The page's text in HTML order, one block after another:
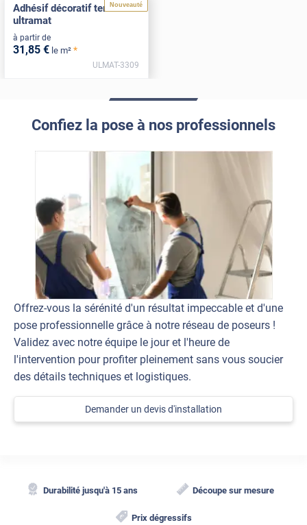
Nouveauté
Adhésif décoratif terracotta
ultramat
à partir de
31,85 € le m² *
ULMAT-3309
Confiez la pose à nos professionnels
Offrez-vous la sérénité d'un résultat impeccable et d'une
pose professionnelle grâce à notre réseau de poseurs !
Validez avec notre équipe le jour et l'heure de
l'intervention pour profiter pleinement sans vous soucier
des détails techniques et logistiques.
Demander un devis d'installation
Durabilité jusqu'à 15 ans Découpe sur mesure
Prix dégressifs